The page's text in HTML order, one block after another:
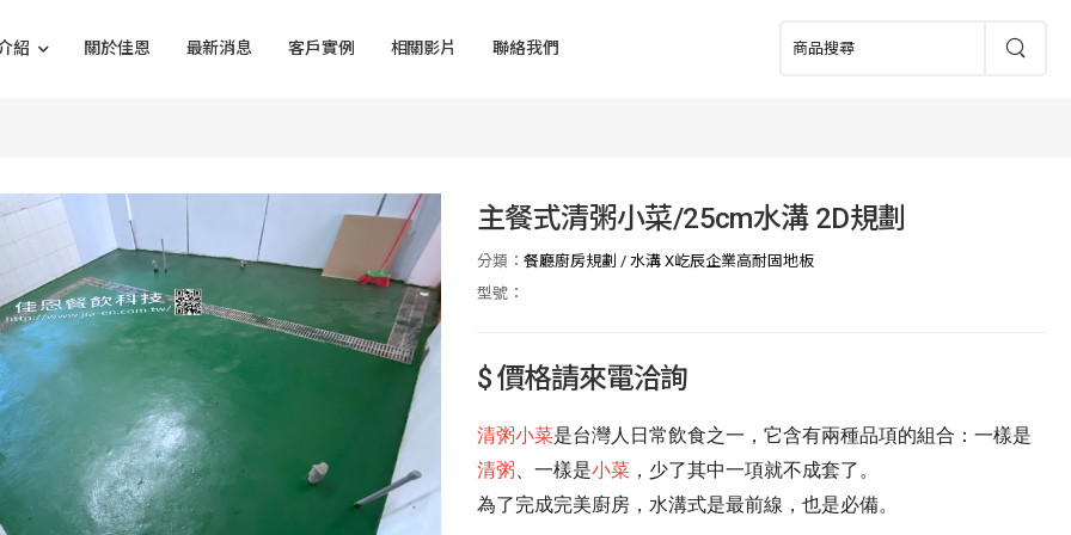
紹 關於佳恩 最新消息 客戶實例 相關影片 聯絡我們
主餐式清粥小菜/25cm水溝 2D規劃
分類： 餐廳廚房規劃 / 水溝 X屹辰企業高耐固地板
型號：
$ 價格請來電洽詢
清粥小菜是台灣人日常飲食之一，它含有兩種品項的組合：一樣是
清粥 、一樣是小菜 ，少了其中一項就不成套了。
為了完成完美廚房，水溝式是最前線，也是必備。